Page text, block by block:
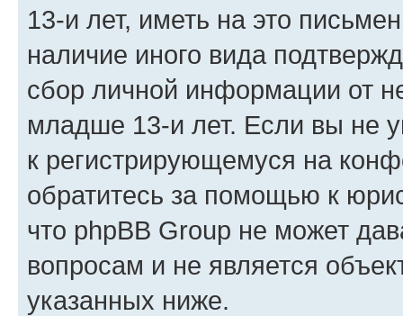
13-и лет, иметь на это
наличие иного вида
сбор личной информации от
младше 13-и лет. Если вы не
к регистрирующемуся на
обратитесь за помощью к
что phpBB Group не может
вопросам и не является
указанных ниже.